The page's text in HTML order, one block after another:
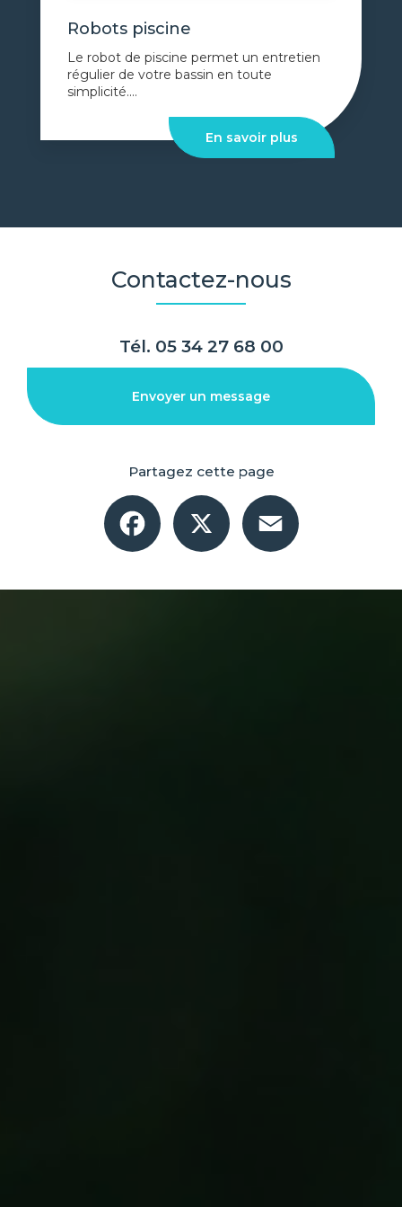
Robots piscine
Le robot de piscine permet un entretien
régulier de votre bassin en toute
simplicité....
En savoir plus
Contactez-nous
Tél. 05 34 27 68 00
Envoyer un message
Partagez cette page
Facebook